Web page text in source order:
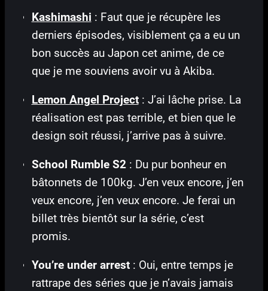
Kashimashi : Faut que je récupère les
derniers épisodes, visiblement ça a eu un
bon succès au Japon cet anime, de ce
que je me souviens avoir vu à Akiba.
Lemon Angel Project: J’ai lâche prise. La
réalisation est pas terrible, et bien que le
design soit réussi, j’arrive pas à suivre.
School Rumble S2: Du pur bonheur en
bâtonnets de 100kg. J’en veux encore, j’en
veux encore, j’en veux encore. Je ferai un
billet très bientôt sur la série, c’est
promis.
You’re under arrest: Oui, entre temps je
rattrape des séries que je n’avais jamais